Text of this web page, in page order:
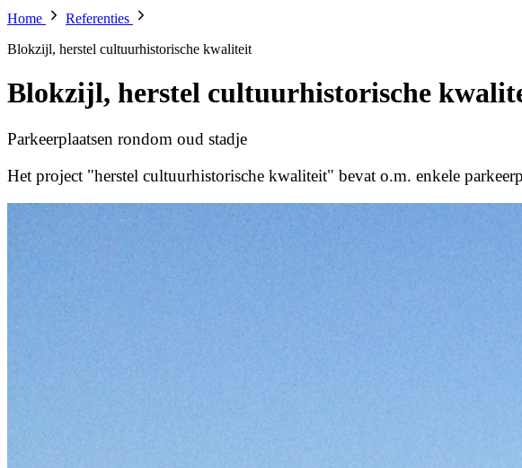
Home
Referenties
Blokzijl, herstel cultuurhistorische kwaliteit
Blokzijl, herstel cultuurhistorische
Parkeerplaatsen rondom oud stadje
Het project "herstel cultuurhistorische kwaliteit" bevat o.m. enkele